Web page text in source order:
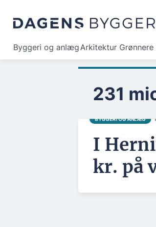
Byggeri og anlægArkitektur
231
BYGGERI OG ANLÆG
I
kr. på